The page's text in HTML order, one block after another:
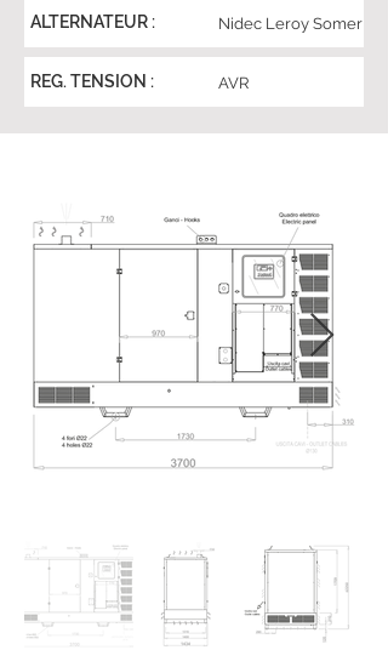
ALTERNATEUR : Nidec Leroy Somer
REG. TENSION : AVR